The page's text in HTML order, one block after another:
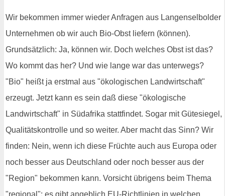
Wir bekommen immer wieder Anfragen aus Langenselbolder
Unternehmen ob wir auch Bio-Obst liefern (können).
Grundsätzlich: Ja, können wir. Doch welches Obst ist das?
Wo kommt das her? Und wie lange war das unterwegs?
"Bio" heißt ja erstmal aus "ökologischen Landwirtschaft"
erzeugt. Jetzt kann es sein daß diese "ökologische
Landwirtschaft" in Südafrika stattfindet. Sogar mit Gütesiegel,
Qualitätskontrolle und so weiter. Aber macht das Sinn? Wir
finden: Nein, wenn ich diese Früchte auch aus Europa oder
noch besser aus Deutschland oder noch besser aus der
"Region" bekommen kann. Vorsicht übrigens beim Thema